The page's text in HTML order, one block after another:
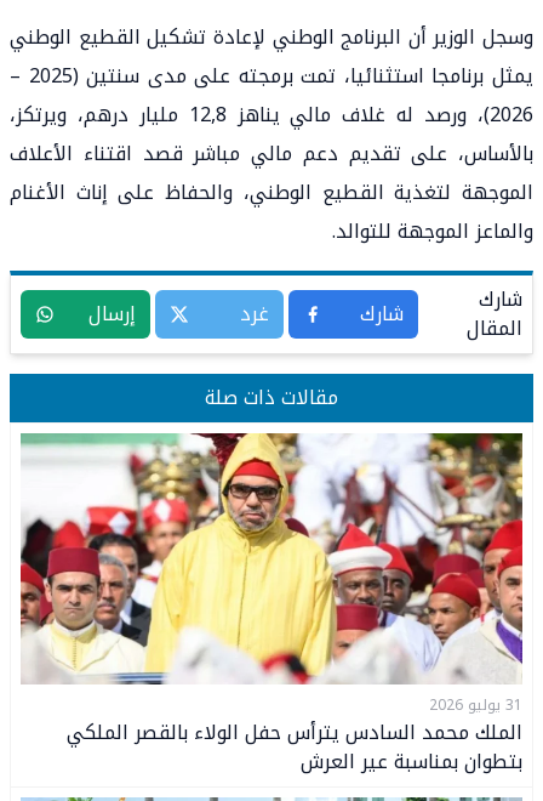
وسجل الوزير أن البرنامج الوطني لإعادة تشكيل القطيع الوطني
يمثل برنامجا استثنائيا، تمت برمجته على مدى سنتين (2025 –
2026)، ورصد له غلاف مالي يناهز 12,8 مليار درهم، ويرتكز،
بالأساس، على تقديم دعم مالي مباشر قصد اقتناء الأعلاف
الموجهة لتغذية القطيع الوطني، والحفاظ على إناث الأغنام
والماعز الموجهة للتوالد.
شارك
المقال شارك غرد إرسال
مقالات ذات صلة
31 يوليو 2026
الملك محمد السادس يترأس حفل الولاء بالقصر الملكي
بتطوان بمناسبة عير العرش